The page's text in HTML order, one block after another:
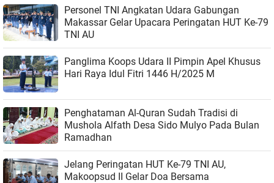
Personel TNI Angkatan Udara Gabungan
Makassar Gelar Upacara Peringatan HUT Ke-79
TNI AU
Panglima Koops Udara II Pimpin Apel Khusus
Hari Raya Idul Fitri 1446 H/2025 M
Penghataman Al-Quran Sudah Tradisi di
Mushola Alfath Desa Sido Mulyo Pada Bulan
Ramadhan
Jelang Peringatan HUT Ke-79 TNI AU,
Makoopsud II Gelar Doa Bersama